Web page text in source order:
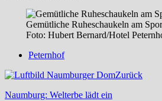
Gemütliche Ruheschaukeln am
Foto: Hubert Bernard/Hotel
Peternhof
Zurück
Naumburg: Welterbe lädt ein